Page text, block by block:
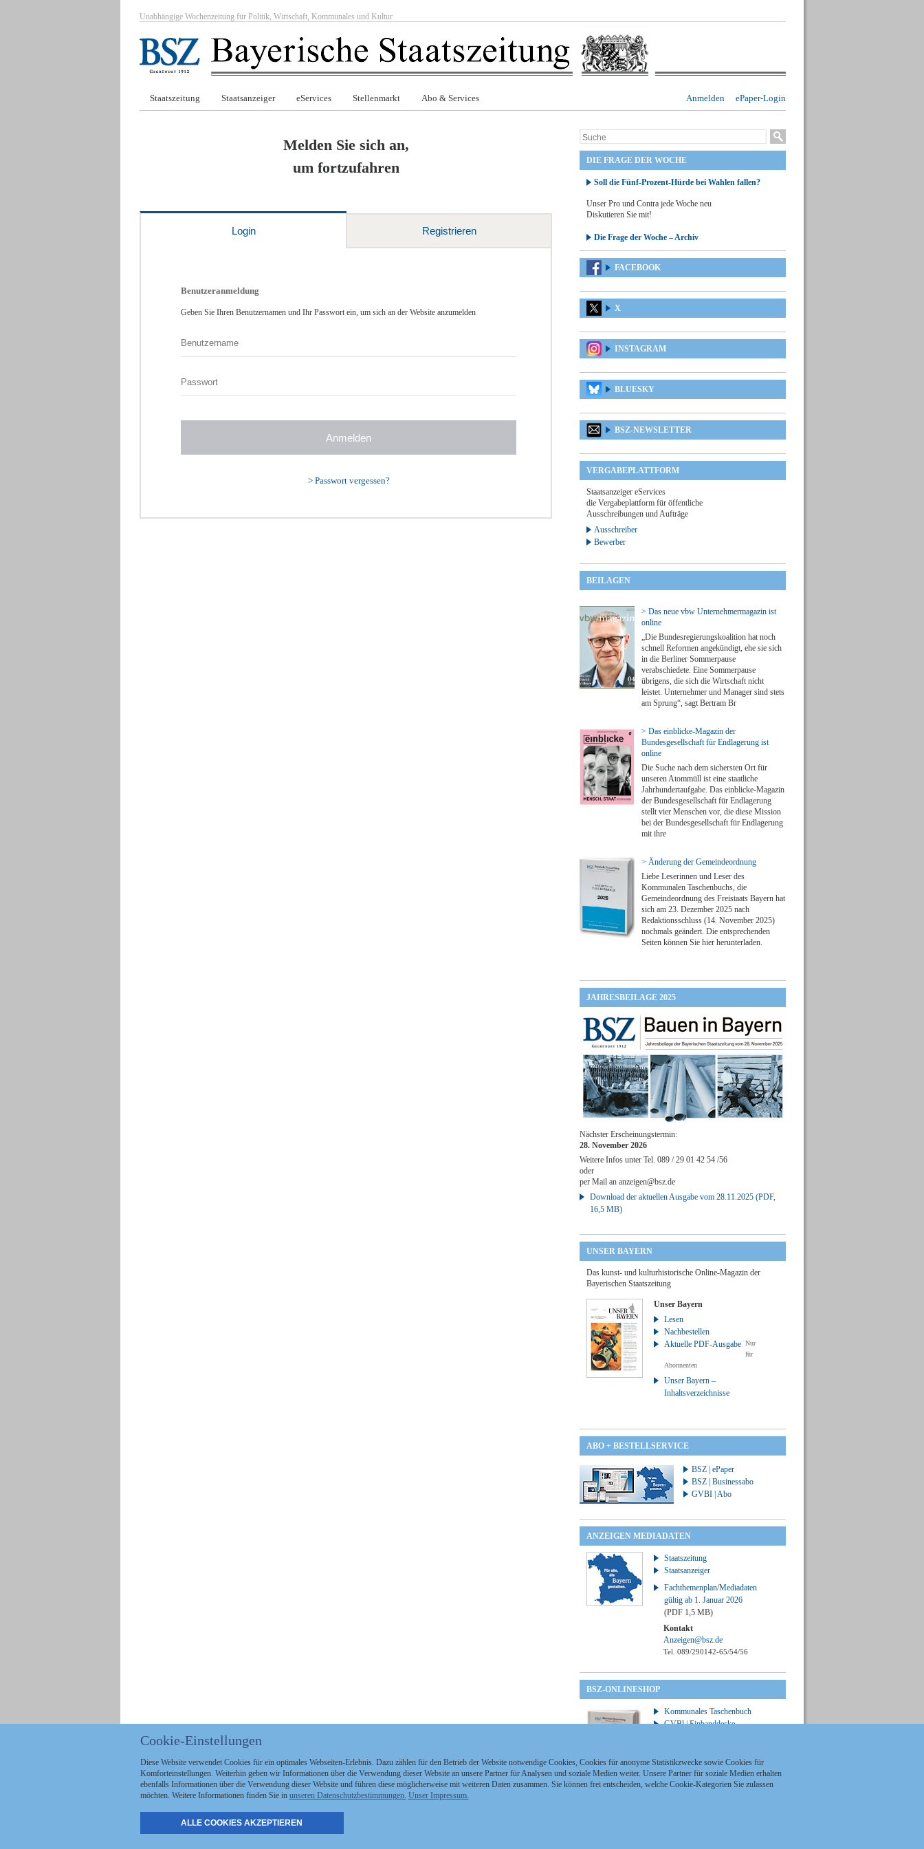
Unabhängige Wochenzeitung für Politik, Wirtschaft, Kommunales und Kultur
ePaper-Login
Anmelden
Staatszeitung Staatsanzeiger eServices Stellenmarkt Abo & Services
Melden Sie sich an,
um fortzufahren
Login Registrieren
Benutzeranmeldung
Geben Sie Ihren Benutzernamen und Ihr Passwort ein, um sich an der Website anzumelden
> Passwort vergessen?
DIE FRAGE DER WOCHE
Soll die Fünf-Prozent-Hürde bei Wahlen fallen?
Unser Pro und Contra jede Woche neu
Diskutieren Sie mit!
Die Frage der Woche – Archiv
FACEBOOK
X
INSTAGRAM
BLUESKY
BSZ-NEWSLETTER
VERGABEPLATTFORM
Staatsanzeiger eServices
die Vergabeplattform für öffentliche
Ausschreibungen und Aufträge
Ausschreiber
Bewerber
BEILAGEN
> Das neue vbw Unternehmermagazin ist
online
„Die Bundesregierungskoalition hat noch
schnell Reformen angekündigt, ehe sie sich
in die Berliner Sommerpause
verabschiedete. Eine Sommerpause
übrigens, die sich die Wirtschaft nicht
leistet. Unternehmer und Manager sind stets
am Sprung“, sagt Bertram Br
> Das einblicke-Magazin der
Bundesgesellschaft für Endlagerung ist
online
Die Suche nach dem sichersten Ort für
unseren Atommüll ist eine staatliche
Jahrhundertaufgabe. Das einblicke-Magazin
der Bundesgesellschaft für Endlagerung
stellt vier Menschen vor, die diese Mission
bei der Bundesgesellschaft für Endlagerung
mit ihre
> Änderung der Gemeindeordnung
Liebe Leserinnen und Leser des
Kommunalen Taschenbuchs, die
Gemeindeordnung des Freistaats Bayern hat
sich am 23. Dezember 2025 nach
Redaktionsschluss (14. November 2025)
nochmals geändert. Die entsprechenden
Seiten können Sie hier herunterladen.
JAHRESBEILAGE 2025
Nächster Erscheinungstermin:
28. November 2026
Weitere Infos unter Tel. 089 / 29 01 42 54 /56
oder
per Mail an anzeigen@bsz.de
Download der aktuellen Ausgabe vom 28.11.2025 (PDF,
16,5 MB)
UNSER BAYERN
Das kunst- und kulturhistorische Online-Magazin der
Bayerischen Staatszeitung
Unser Bayern
Lesen
Nachbestellen
Aktuelle PDF-Ausgabe Nur
für
Abonnenten
Unser Bayern –
Inhaltsverzeichnisse
ABO + BESTELLSERVICE
BSZ | ePaper
BSZ | Businessabo
GVBI | Abo
ANZEIGEN MEDIADATEN
Staatszeitung
Staatsanzeiger
Fachthemenplan/Mediadaten
gültig ab 1. Januar 2026
(PDF 1,5 MB)
Kontakt
Anzeigen@bsz.de
Tel. 089/290142-65/54/56
BSZ-ONLINESHOP
Kommunales Taschenbuch
GVBl | Einbanddecke
Politik
Stellenmarkt
Anzeigen Staatszeitung
Cookie-Einstellungen
Diese Website verwendet Cookies für ein optimales Webseiten-Erlebnis. Dazu zählen für den Betrieb der Website notwendige Cookies, Cookies für anonyme Statistikzwecke sowie Cookies für
Komforteinstellungen. Weiterhin geben wir Informationen über die Verwendung dieser Website an unsere Partner für Analysen und soziale Medien weiter. Unsere Partner für soziale Medien erhalten
ebenfalls Informationen über die Verwendung dieser Website und führen diese möglicherweise mit weiteren Daten zusammen. Sie können frei entscheiden, welche Cookie-Kategorien Sie zulassen
möchten. Weitere Informationen finden Sie in unseren Datenschutzbestimmungen. Unser Impressum.
ALLE COOKIES AKZEPTIEREN